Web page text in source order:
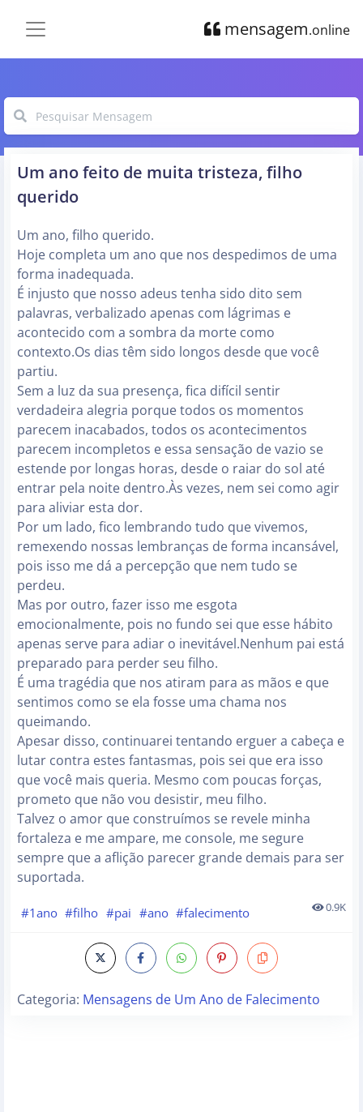
mensagem.online
Um ano feito de muita tristeza, filho
querido
Um ano, filho querido.
Hoje completa um ano que nos despedimos de uma
forma inadequada.
É injusto que nosso adeus tenha sido dito sem
palavras, verbalizado apenas com lágrimas e
acontecido com a sombra da morte como
contexto.Os dias têm sido longos desde que você
partiu.
Sem a luz da sua presença, fica difícil sentir
verdadeira alegria porque todos os momentos
parecem inacabados, todos os acontecimentos
parecem incompletos e essa sensação de vazio se
estende por longas horas, desde o raiar do sol até
entrar pela noite dentro.Às vezes, nem sei como agir
para aliviar esta dor.
Por um lado, fico lembrando tudo que vivemos,
remexendo nossas lembranças de forma incansável,
pois isso me dá a percepção que nem tudo se
perdeu.
Mas por outro, fazer isso me esgota
emocionalmente, pois no fundo sei que esse hábito
apenas serve para adiar o inevitável.Nenhum pai está
preparado para perder seu filho.
É uma tragédia que nos atiram para as mãos e que
sentimos como se ela fosse uma chama nos
queimando.
Apesar disso, continuarei tentando erguer a cabeça e
lutar contra estes fantasmas, pois sei que era isso
que você mais queria. Mesmo com poucas forças,
prometo que não vou desistir, meu filho.
Talvez o amor que construímos se revele minha
fortaleza e me ampare, me console, me segure
sempre que a aflição parecer grande demais para ser
suportada.
#1ano #filho #pai #ano #falecimento 0.9K
Categoria: Mensagens de Um Ano de Falecimento